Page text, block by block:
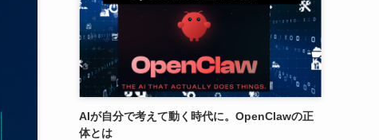
AIが自分で考えて動く時代に。OpenClawの正
体とは